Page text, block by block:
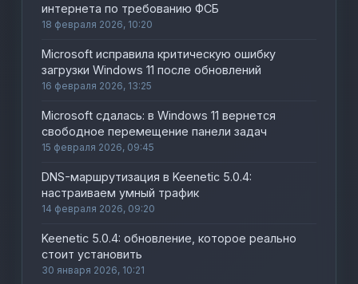
интернета по требованию ФСБ
18 февраля 2026, 10:20
Microsoft исправила критическую ошибку
загрузки Windows 11 после обновлений
16 февраля 2026, 13:25
Microsoft сдалась: в Windows 11 вернется
свободное перемещение панели задач
15 февраля 2026, 09:45
DNS-маршрутизация в Keenetic 5.0.4:
настраиваем умный трафик
14 февраля 2026, 09:20
Keenetic 5.0.4: обновление, которое реально
стоит установить
30 января 2026, 10:21